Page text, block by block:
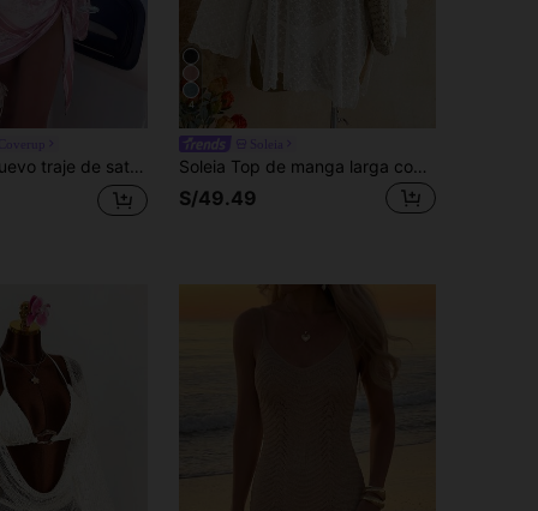
con estampado floral tipo pañuelo, chal con cubre triángulo para mujer, ropa de playa para mujer, ropa de resort para mujer, ropa elegante y romántica de estilo retro
4
Soleia Top de manga larga con hombro asimétrico, tejido de punto jacquard, corte holgado y bajo con abertura
S/49.49